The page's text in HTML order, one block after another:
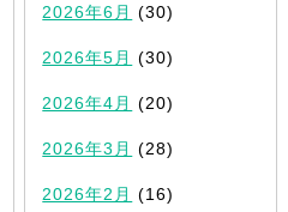
2026年6月 (30)
2026年5月 (30)
2026年4月 (20)
2026年3月 (28)
2026年2月 (16)